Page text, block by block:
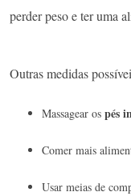
perder peso e ter uma
Outras medidas
Massagear os pés
Comer mais
Usar meias de